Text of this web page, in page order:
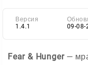
Версия
1.4.1
09-08-
Fear & Hunger—